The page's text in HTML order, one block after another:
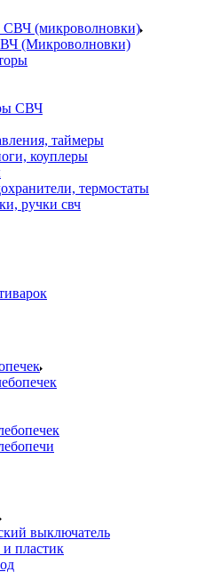
СВЧ (микроволновки)
(Микроволновки)
СВЧ
таймеры
коуплеры
термостаты
ручки свч
выключатель
пластик